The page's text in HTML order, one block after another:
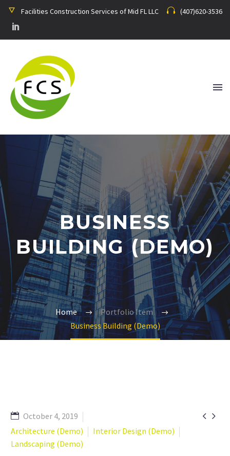
Facilities Construction Services of Mid FL LLC (407)620-3536
BUSINESS
BUILDING (DEMO)
Home
Portfolio Item
Business Building (Demo)
 
October 4, 2019
Architecture (Demo)
Interior Design (Demo)
Landscaping (Demo)